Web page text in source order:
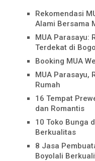
Rekomendasi
Alami Bersama
MUA Parasayu:
Terdekat di
Booking MUA
MUA Parasayu,
Rumah
16 Tempat
dan Romantis
10 Toko Bunga
Berkualitas
8 Jasa
Boyolali